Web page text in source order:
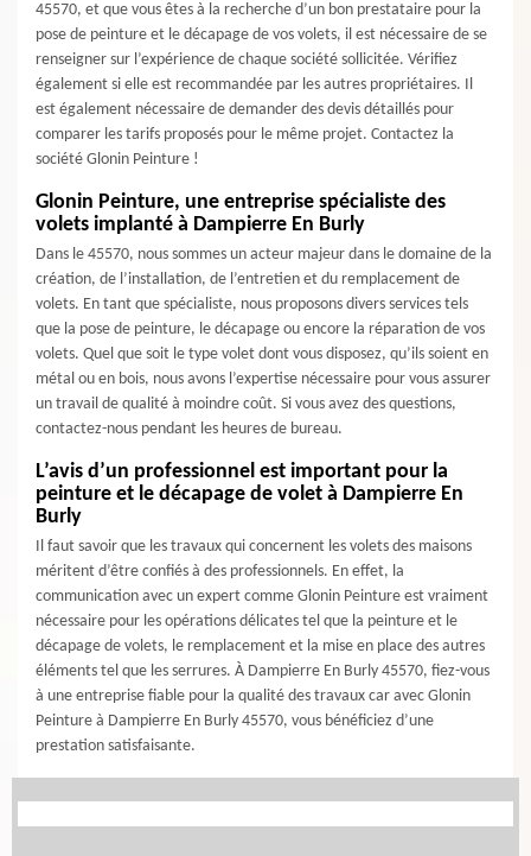
45570, et que vous êtes à la recherche d’un bon prestataire pour la
pose de peinture et le décapage de vos volets, il est nécessaire de se
renseigner sur l’expérience de chaque société sollicitée. Vérifiez
également si elle est recommandée par les autres propriétaires. Il
est également nécessaire de demander des devis détaillés pour
comparer les tarifs proposés pour le même projet. Contactez la
société Glonin Peinture !
Glonin Peinture, une entreprise spécialiste des
volets implanté à Dampierre En Burly
Dans le 45570, nous sommes un acteur majeur dans le domaine de la
création, de l’installation, de l’entretien et du remplacement de
volets. En tant que spécialiste, nous proposons divers services tels
que la pose de peinture, le décapage ou encore la réparation de vos
volets. Quel que soit le type volet dont vous disposez, qu’ils soient en
métal ou en bois, nous avons l’expertise nécessaire pour vous assurer
un travail de qualité à moindre coût. Si vous avez des questions,
contactez-nous pendant les heures de bureau.
L’avis d’un professionnel est important pour la
peinture et le décapage de volet à Dampierre En
Burly
Il faut savoir que les travaux qui concernent les volets des maisons
méritent d’être confiés à des professionnels. En effet, la
communication avec un expert comme Glonin Peinture est vraiment
nécessaire pour les opérations délicates tel que la peinture et le
décapage de volets, le remplacement et la mise en place des autres
éléments tel que les serrures. À Dampierre En Burly 45570, fiez-vous
à une entreprise fiable pour la qualité des travaux car avec Glonin
Peinture à Dampierre En Burly 45570, vous bénéficiez d’une
prestation satisfaisante.